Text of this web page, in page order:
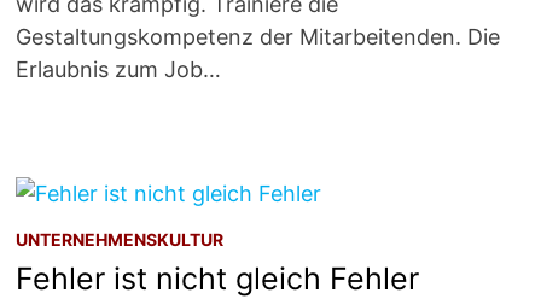
Gestaltungskompetenz der Mitarbeitenden. Die
Erlaubnis zum Job…
UNTERNEHMENSKULTUR
Fehler ist nicht gleich Fehler